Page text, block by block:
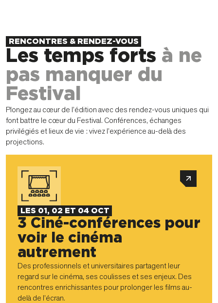
RENCONTRES & RENDEZ-VOUS
Les temps forts à ne
pas manquer du
Festival
Plongez au cœur de l’édition avec des rendez-vous uniques qui
font battre le cœur du Festival. Conférences, échanges
privilégiés et lieux de vie : vivez l’expérience au-delà des
projections.
LES 01, 02 ET 04 OCT
3 Ciné-conférences pour
voir le cinéma
autrement
Des professionnels et universitaires partagent leur
regard sur le cinéma, ses coulisses et ses enjeux. Des
rencontres enrichissantes pour prolonger les films au-
delà de l’écran.